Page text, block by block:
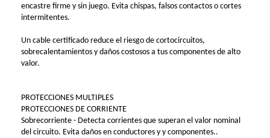
encastre firme y sin juego. Evita chispas, falsos contactos o cortes
intermitentes.
Un cable certificado reduce el riesgo de cortocircuitos,
sobrecalentamientos y daños costosos a tus componentes de alto
valor.
PROTECCIONES MULTIPLES
PROTECCIONES DE CORRIENTE
Sobrecorriente - Detecta corrientes que superan el valor nominal
del circuito. Evita daños en conductores y y componentes..